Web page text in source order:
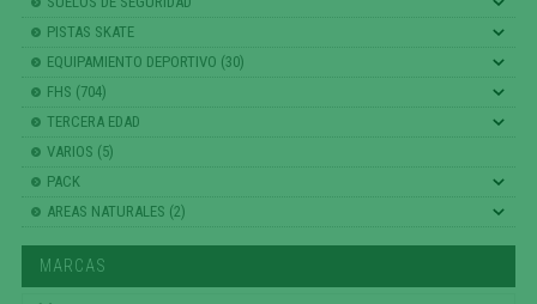
PISTAS SKATE
EQUIPAMIENTO DEPORTIVO (30)
FHS (704)
TERCERA EDAD
VARIOS (5)
PACK
AREAS NATURALES (2)
MARCAS